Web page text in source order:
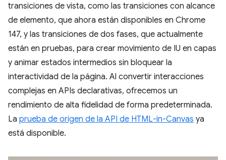
transiciones de vista, como las transiciones con alcance
de elemento, que ahora están disponibles en Chrome
147, y las transiciones de dos fases, que actualmente
están en pruebas, para crear movimiento de IU en capas
y animar estados intermedios sin bloquear la
interactividad de la página. Al convertir interacciones
complejas en APIs declarativas, ofrecemos un
rendimiento de alta fidelidad de forma predeterminada.
La prueba de origen de la API de HTML-in-Canvas ya
está disponible.